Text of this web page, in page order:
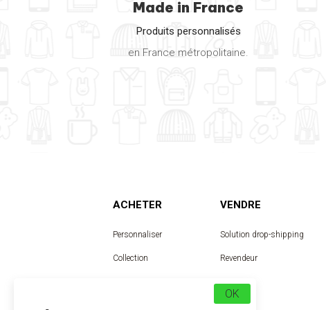
Made in France
Produits personnalisés
en France métropolitaine.
ACHETER
Personnaliser
Collection
VENDRE
Solution drop-shipping
Revendeur
Designer
OK